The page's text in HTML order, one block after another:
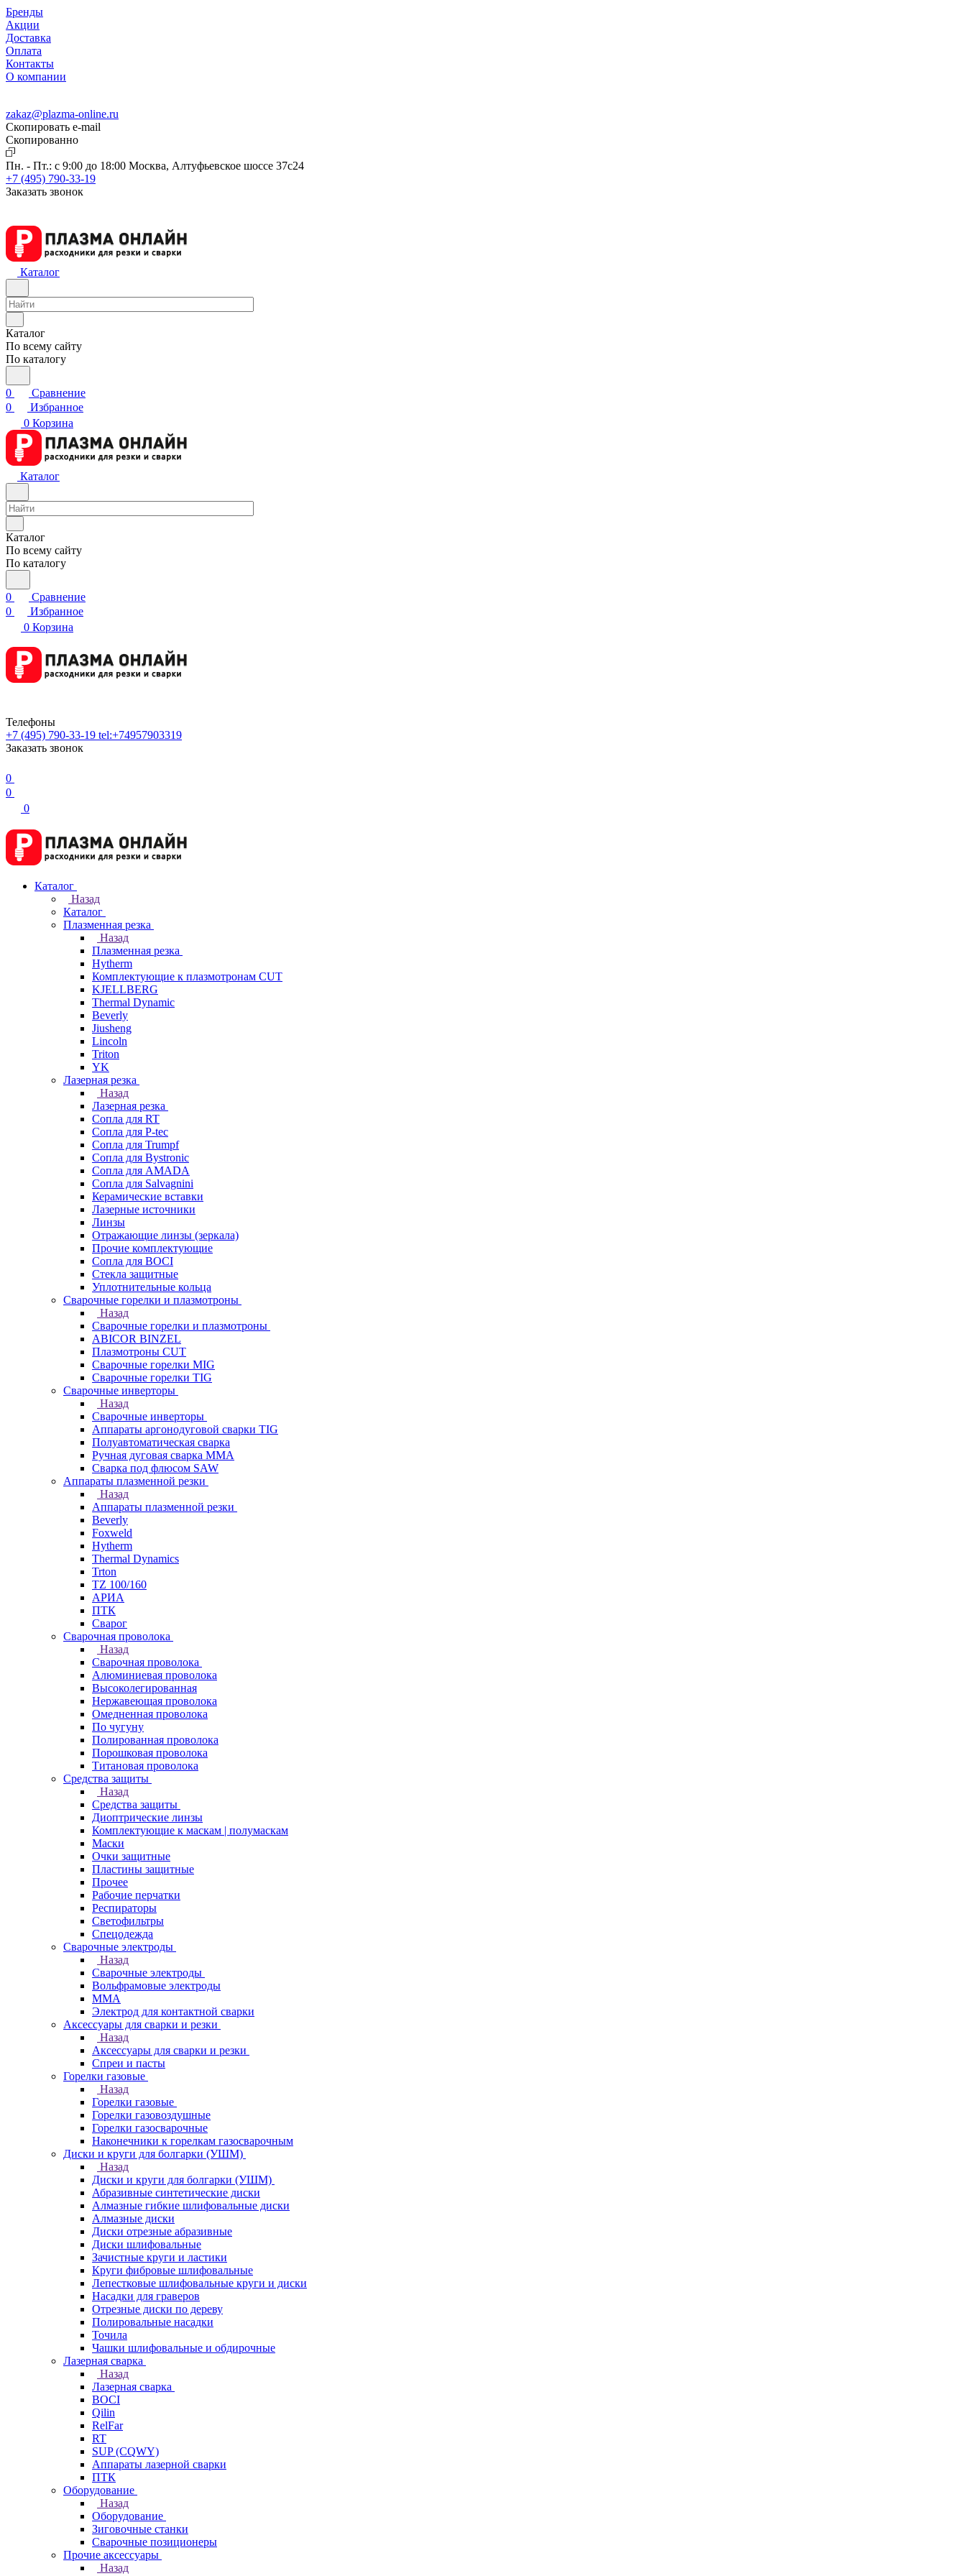
Бренды
Акции
Доставка
Оплата
Контакты
О компании
zakaz@plazma-online.ru
Скопировать e-mail
Cкопированно
Пн. - Пт.: с 9:00 до 18:00 Москва, Алтуфьевское шоссе 37с24
+7 (495) 790-33-19
Заказать звонок
Каталог
Каталог
По всему сайту
По каталогу
0
Сравнение
0
Избранное
0 Корзина
Каталог
Каталог
По всему сайту
По каталогу
0
Сравнение
0
Избранное
0 Корзина
Телефоны
+7 (495) 790-33-19 tel:+74957903319
Заказать звонок
0
0
0
Каталог
Назад
Каталог
Плазменная резка
Назад
Плазменная резка
Hytherm
Комплектующие к плазмотронам CUT
KJELLBERG
Thermal Dynamic
Beverly
Jiusheng
Lincoln
Triton
YK
Лазерная резка
Назад
Лазерная резка
Сопла для RT
Сопла для P-tec
Сопла для Trumpf
Сопла для Bystronic
Сопла для AMADA
Сопла для Salvagnini
Керамические вставки
Лазерные источники
Линзы
Отражающие линзы (зеркала)
Прочие комплектующие
Сопла для BOCI
Стекла защитные
Уплотнительные кольца
Сварочные горелки и плазмотроны
Назад
Сварочные горелки и плазмотроны
ABICOR BINZEL
Плазмотроны CUT
Сварочные горелки MIG
Сварочные горелки TIG
Сварочные инверторы
Назад
Сварочные инверторы
Аппараты аргонодуговой сварки TIG
Полуавтоматическая сварка
Ручная дуговая сварка MMA
Сварка под флюсом SAW
Аппараты плазменной резки
Назад
Аппараты плазменной резки
Beverly
Foxweld
Hytherm
Thermal Dynamics
Trton
TZ 100/160
АРИА
ПТК
Сварог
Сварочная проволока
Назад
Сварочная проволока
Алюминиевая проволока
Высоколегированная
Нержавеющая проволока
Омедненная проволока
По чугуну
Полированная проволока
Порошковая проволока
Титановая проволока
Средства защиты
Назад
Средства защиты
Диоптрические линзы
Комплектующие к маскам | полумаскам
Маски
Очки защитные
Пластины защитные
Прочее
Рабочие перчатки
Респираторы
Светофильтры
Спецодежда
Сварочные электроды
Назад
Сварочные электроды
Вольфрамовые электроды
ММА
Электрод для контактной сварки
Аксессуары для сварки и резки
Назад
Аксессуары для сварки и резки
Спреи и пасты
Горелки газовые
Назад
Горелки газовые
Горелки газовоздушные
Горелки газосварочные
Наконечники к горелкам газосварочным
Диски и круги для болгарки (УШМ)
Назад
Диски и круги для болгарки (УШМ)
Абразивные синтетические диски
Алмазные гибкие шлифовальные диски
Алмазные диски
Диски отрезные абразивные
Диски шлифовальные
Зачистные круги и ластики
Круги фибровые шлифовальные
Лепестковые шлифовальные круги и диски
Насадки для граверов
Отрезные диски по дереву
Полировальные насадки
Точила
Чашки шлифовальные и обдирочные
Лазерная сварка
Назад
Лазерная сварка
BOCI
Qilin
RelFar
RT
SUP (CQWY)
Аппараты лазерной сварки
ПТК
Оборудование
Назад
Оборудование
Зиговочные станки
Сварочные позиционеры
Прочие аксессуары
Назад